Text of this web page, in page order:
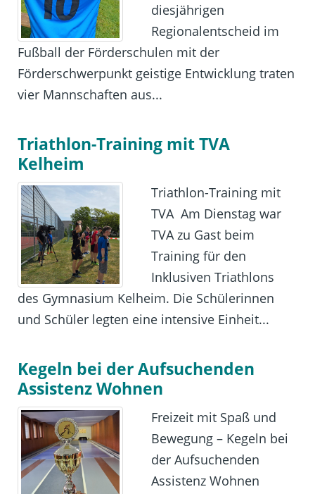
diesjährigen
Regionalentscheid im
Fußball der Förderschulen mit der
Förderschwerpunkt geistige Entwicklung traten
vier Mannschaften aus...
Triathlon-Training mit TVA
Kelheim
Triathlon-Training mit
TVA Am Dienstag war
TVA zu Gast beim
Training für den
Inklusiven Triathlons
des Gymnasium Kelheim. Die Schülerinnen
und Schüler legten eine intensive Einheit...
Kegeln bei der Aufsuchenden
Assistenz Wohnen
Freizeit mit Spaß und
Bewegung – Kegeln bei
der Aufsuchenden
Assistenz Wohnen